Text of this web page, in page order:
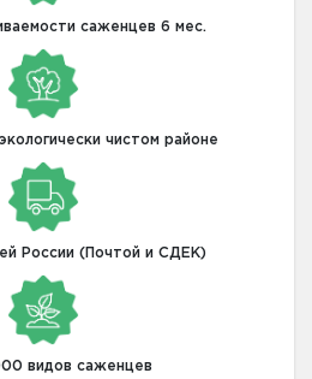
саженцев 6 мес.
чистом районе
России (Почтой и СДЕК)
видов саженцев